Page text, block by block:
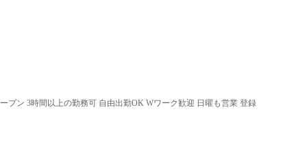
プン 3時間以上の勤務可 自由出勤OK Wワーク歓迎 日曜も営業 登録